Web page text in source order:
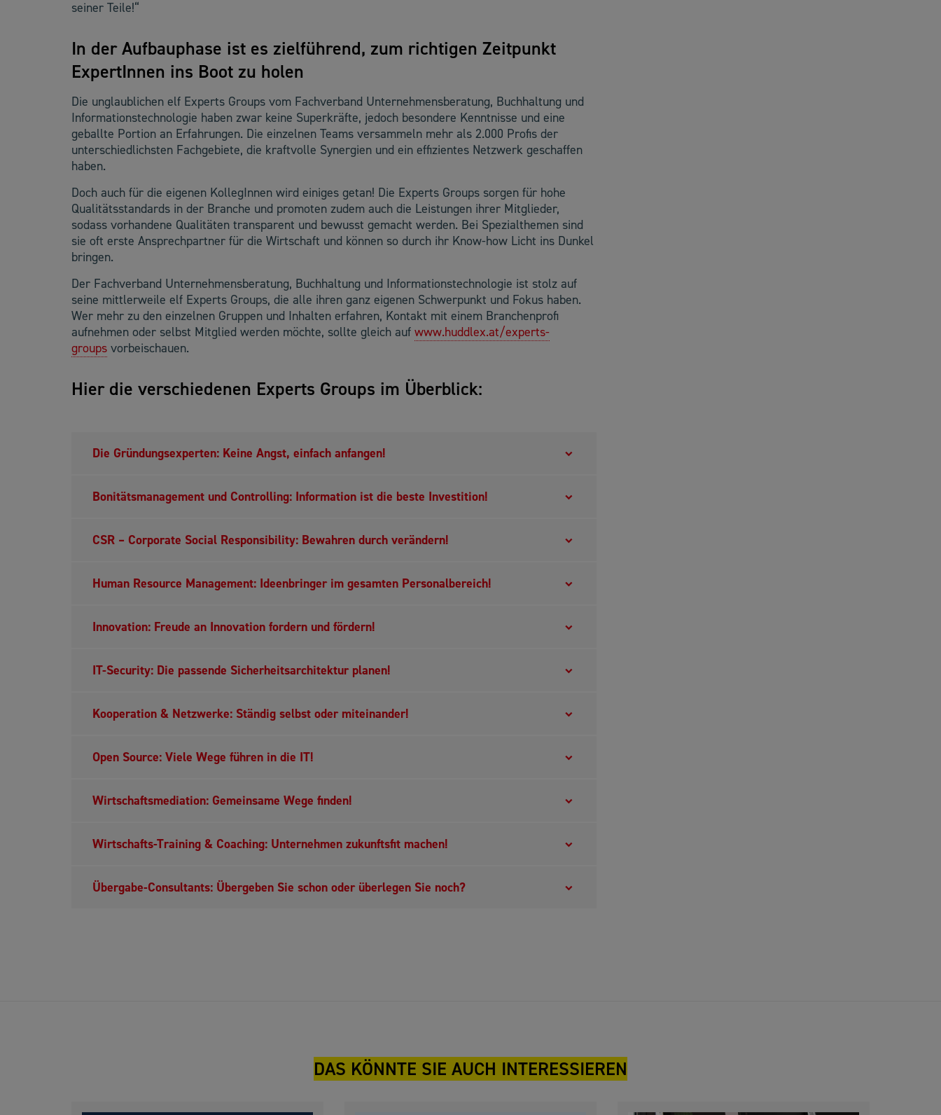
seiner Teile!“
In der Aufbauphase ist es zielführend, zum richtigen Zeitpunkt
ExpertInnen ins Boot zu holen
Die unglaublichen elf Experts Groups vom Fachverband Unternehmensberatung, Buchhaltung und
Informationstechnologie haben zwar keine Superkräfte, jedoch besondere Kenntnisse und eine
geballte Portion an Erfahrungen. Die einzelnen Teams versammeln mehr als 2.000 Profis der
unterschiedlichsten Fachgebiete, die kraftvolle Synergien und ein effizientes Netzwerk geschaffen
haben.
Doch auch für die eigenen KollegInnen wird einiges getan! Die Experts Groups sorgen für hohe
Qualitätsstandards in der Branche und promoten zudem auch die Leistungen ihrer Mitglieder,
sodass vorhandene Qualitäten transparent und bewusst gemacht werden. Bei Spezialthemen sind
sie oft erste Ansprechpartner für die Wirtschaft und können so durch ihr Know-how Licht ins Dunkel
bringen.
Der Fachverband Unternehmensberatung, Buchhaltung und Informationstechnologie ist stolz auf
seine mittlerweile elf Experts Groups, die alle ihren ganz eigenen Schwerpunkt und Fokus haben.
Wer mehr zu den einzelnen Gruppen und Inhalten erfahren, Kontakt mit einem Branchenprofi
aufnehmen oder selbst Mitglied werden möchte, sollte gleich auf www.huddlex.at/experts-
groups vorbeischauen.
Hier die verschiedenen Experts Groups im Überblick:
Die Gründungsexperten: Keine Angst, einfach anfangen!
Bonitätsmanagement und Controlling: Information ist die beste Investition!
CSR – Corporate Social Responsibility: Bewahren durch verändern!
Human Resource Management: Ideenbringer im gesamten Personalbereich!
Innovation: Freude an Innovation fordern und fördern!
IT-Security: Die passende Sicherheitsarchitektur planen!
Kooperation & Netzwerke: Ständig selbst oder miteinander!
Open Source: Viele Wege führen in die IT!
Wirtschaftsmediation: Gemeinsame Wege finden!
Wirtschafts-Training & Coaching: Unternehmen zukunftsfit machen!
Übergabe-Consultants: Übergeben Sie schon oder überlegen Sie noch?
DAS KÖNNTE SIE AUCH INTERESSIEREN